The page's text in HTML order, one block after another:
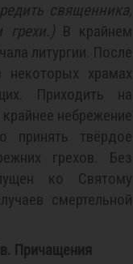
священника,
грехи.)В крайнем
литургии. После
некоторых храмах
Приходить на
небрежение
принять твёрдое
грехов. Без
ко Святому
смертельной
Причащения